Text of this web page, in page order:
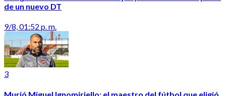
de un nuevo DT
9/8, 01:52 p. m.
3
Murió Miguel Ignomiriello: el maestro del fútbol que eligió